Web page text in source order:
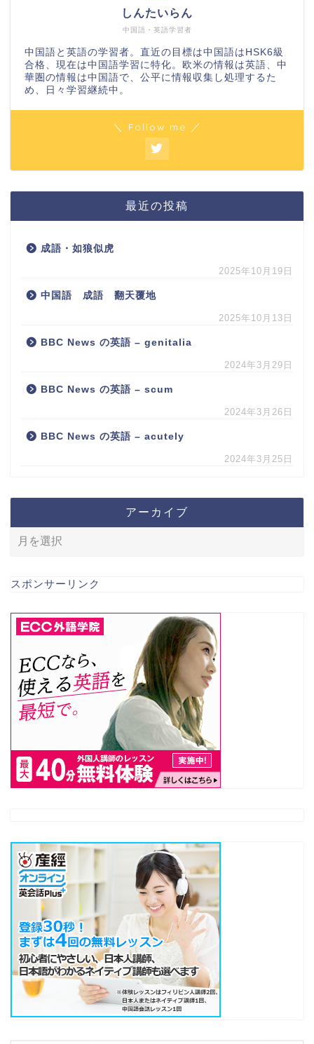
中国語・英語学習者
しんたいらん
中国語と英語の学習者。直近の目標は中国語はHSK6級
合格、現在は中国語学習に特化。欧米の情報は英語、中
華圏の情報は中国語で、公平に情報収集し処理するた
め、日々学習継続中。
＼ Follow me ／
最近の投稿
成語・如狼似虎
2025年10月19日
中国語 成語 翻天覆地
2025年10月13日
BBC News の英語 – genitalia
2024年3月29日
BBC News の英語 – scum
2024年3月26日
BBC News の英語 – acutely
2024年3月25日
アーカイブ
スポンサーリンク